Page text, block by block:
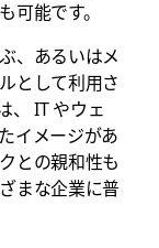
可能です。
、あるいはメ
として利用さ
、 IT やウェ
イメージがあ
との親和性も
まな企業に普